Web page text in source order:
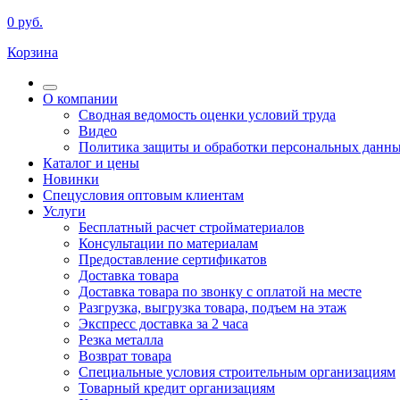
0 руб.
Корзина
О компании
Сводная ведомость оценки условий труда
Видео
Политика защиты и обработки персональных
Каталог и цены
Новинки
Спецусловия оптовым клиентам
Услуги
Бесплатный расчет стройматериалов
Консультации по материалам
Предоставление сертификатов
Доставка товара
Доставка товара по звонку с оплатой на месте
Разгрузка, выгрузка товара, подъем на этаж
Экспресс доставка за 2 часа
Резка металла
Возврат товара
Специальные условия строительным организациям
Товарный кредит организациям